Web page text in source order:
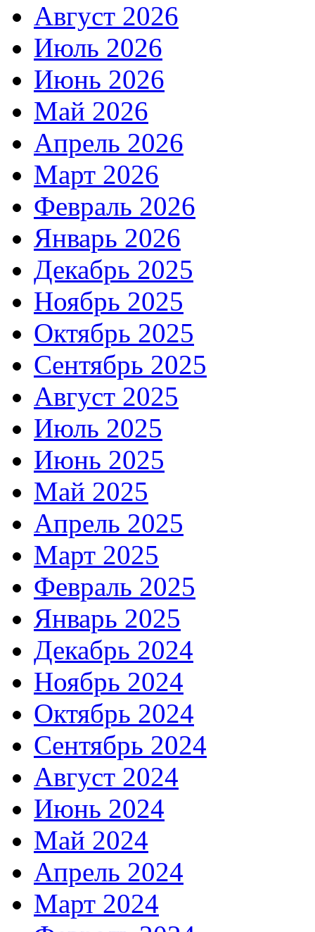
Август 2026
Июль 2026
Июнь 2026
Май 2026
Апрель 2026
Март 2026
Февраль 2026
Январь 2026
Декабрь 2025
Ноябрь 2025
Октябрь 2025
Сентябрь 2025
Август 2025
Июль 2025
Июнь 2025
Май 2025
Апрель 2025
Март 2025
Февраль 2025
Январь 2025
Декабрь 2024
Ноябрь 2024
Октябрь 2024
Сентябрь 2024
Август 2024
Июнь 2024
Май 2024
Апрель 2024
Март 2024